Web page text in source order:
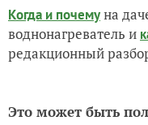
Когда и почемуна
воднонагреватель и
редакционный
Это может быть